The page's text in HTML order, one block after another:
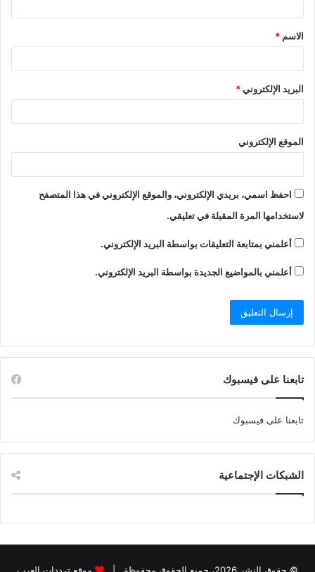
الاسم *
البريد الإلكتروني*
الموقع الإلكتروني
احفظ اسمي، بريدي الإلكتروني، والموقع الإلكتروني في هذا المتصفح
لاستخدامها المرة المقبلة في تعليقي.
أعلمني بمتابعة التعليقات بواسطة البريد الإلكتروني.
أعلمني بالمواضيع الجديدة بواسطة البريد الإلكتروني.
تابعنا على فيسبوك
تابعنا على فيسبوك
الشبكات الإجتماعية
© حقوق النشر 2026، جميع الحقوق محفوظة | موقع ترددات العرب